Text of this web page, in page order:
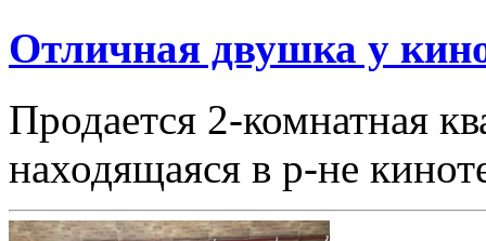
Отличная двушка у
Продается 2-комнатная
находящаяся в р-не